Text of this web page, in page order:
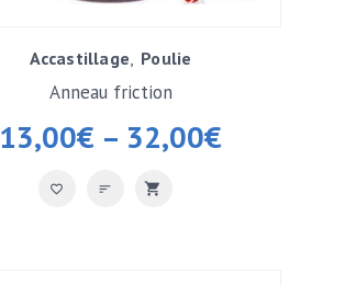
Accastillage Poulie
13,00€ – 32,00€
Anneau friction